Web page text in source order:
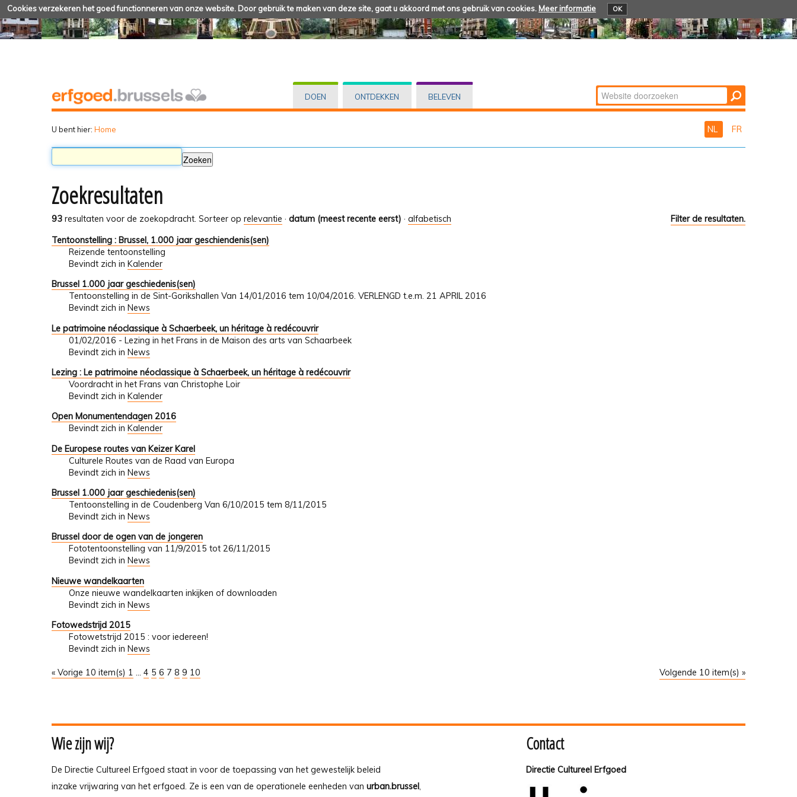
Cookies verzekeren het goed functionneren van onze website. Door gebruik te maken van deze site, gaat u akkoord met ons gebruik van cookies. Meer informatie OK
DOEN ONTDEKKEN BELEVEN Zoek
Geavanceerd
U bent hier: Home NL FR
Zoekresultaten
93 resultaten voor de zoekopdracht. Filter de resultaten.
Sorteer op relevantie · datum (meest recente eerst) · alfabetisch
Tentoonstelling : Brussel, 1.000 jaar geschiendenis(sen)
Reizende tentoonstelling
Bevindt zich in Kalender
Brussel 1.000 jaar geschiedenis(sen)
Tentoonstelling in de Sint-Gorikshallen Van 14/01/2016 tem 10/04/2016. VERLENGD t.e.m. 21 APRIL 2016
Bevindt zich in News
Le patrimoine néoclassique à Schaerbeek, un héritage à redécouvrir
01/02/2016 - Lezing in het Frans in de Maison des arts van Schaarbeek
Bevindt zich in News
Lezing : Le patrimoine néoclassique à Schaerbeek, un héritage à redécouvrir
Voordracht in het Frans van Christophe Loir
Bevindt zich in Kalender
Open Monumentendagen 2016
Bevindt zich in Kalender
De Europese routes van Keizer Karel
Culturele Routes van de Raad van Europa
Bevindt zich in News
Brussel 1.000 jaar geschiedenis(sen)
Tentoonstelling in de Coudenberg Van 6/10/2015 tem 8/11/2015
Bevindt zich in News
Brussel door de ogen van de jongeren
Fototentoonstelling van 11/9/2015 tot 26/11/2015
Bevindt zich in News
Nieuwe wandelkaarten
Onze nieuwe wandelkaarten inkijken of downloaden
Bevindt zich in News
Fotowedstrijd 2015
Fotowetstrijd 2015 : voor iedereen!
Bevindt zich in News
« Vorige 10 item(s) Volgende 10 item(s) »
1 ... 4 5 6 7 8 9 10
Wie zijn wij?
De Directie Cultureel Erfgoed staat in voor de toepassing van het gewestelijk beleid
inzake vrijwaring van het erfgoed. Ze is een van de operationele eenheden van urban.brussel,
Contact
Directie Cultureel Erfgoed